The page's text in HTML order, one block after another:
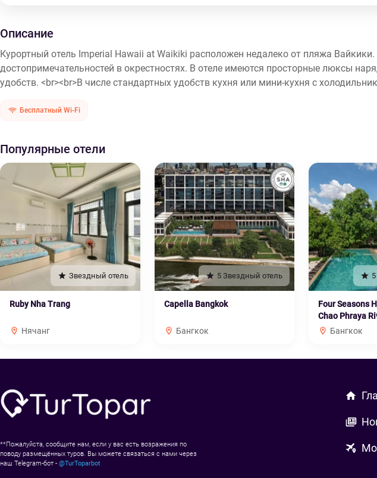
Описание
Курортный отель Imperial Hawaii at Waikiki расположен недалеко от пляжа
достопримечательностей в окрестностях. В отеле имеются просторные люксы
удобств. <br><br>В числе стандартных удобств кухня или мини-кухня с
Бесплатный Wi-Fi
Популярные отели
Звездный отель
Ruby Nha Trang
Нячанг
5 Звездный отель
Capella Bangkok
Бангкок
Four Seasons
Chao Phraya
Бангкок
**Пожалуйста, сообщите нам, если у вас есть возражения по
поводу размещённых туров. Вы можете связаться с нами через
наш Telegram-бот - @TurToparbot